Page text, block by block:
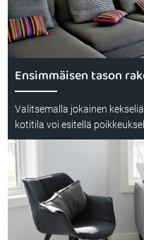
Ensimmäisen tason
Valitsemalla jokainen
kotitila voi esitellä